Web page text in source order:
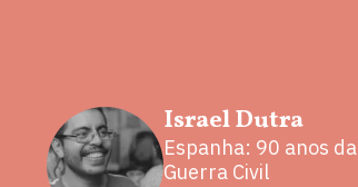
Israel Dutra
Espanha: 90 anos da
Guerra Civil